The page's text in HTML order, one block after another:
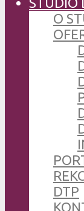
O
DTP